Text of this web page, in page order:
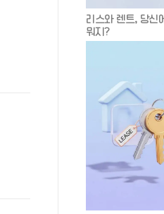
리스와 렌트, 당신
뭐지?